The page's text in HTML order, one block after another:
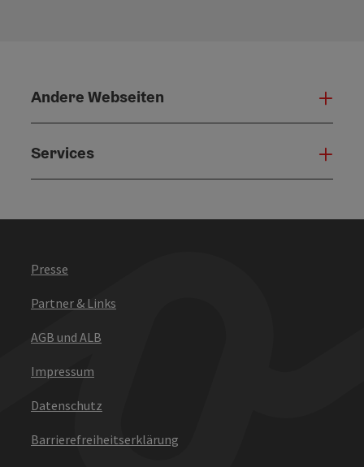
Andere Webseiten
Services
Presse
Partner & Links
AGB und ALB
Impressum
Datenschutz
Barrierefreiheitserklärung